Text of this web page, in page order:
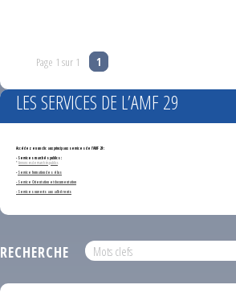
Page 1 sur 1 1
LES SERVICES DE L’AMF 29
Accédez en un clic aux principaux services de l'AMF 29 :
- Services marchés publics :
*Annonces de marchés publics
-Service formation des élus
- Service Orientation et documentation
- Services ouverts aux adhérents
RECHERCHE